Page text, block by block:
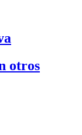
otros